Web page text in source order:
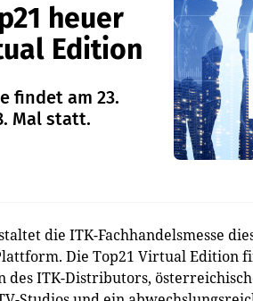
heuer
Edition
findet am 23.
Mal statt.
die ITK-Fachhandelsmesse
Die Top21 Virtual Edition
des ITK-Distributors,